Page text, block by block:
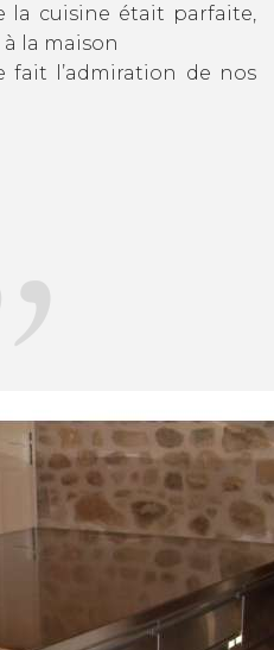
la cuisine était parfaite,
la maison
fait l’admiration de nos